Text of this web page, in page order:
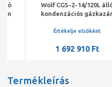
Wolf CGS-2-14/120L álló
kondenzációs gázkazán
Értékelje elsőként
1 692 910 Ft
Termékleírás